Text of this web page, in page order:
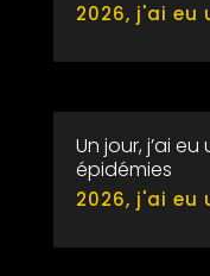
2026, j'ai eu
Un jour, j’ai
épidémies
2026, j'ai eu